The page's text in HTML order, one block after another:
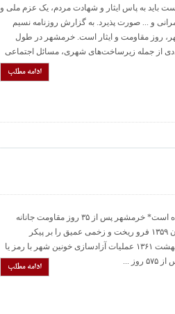
باید به پاس ایثار و شهادت مردم، یک عزم ملی و
و ... صورت پذیرد. به گزارش روزنامه نسیم
روز مقاومت و ایثار است. خرمشهر در طول
از جمله زیرساخت‌های شهری، مسائل اجتماعی
ادامه مطلب
به مناسبت سوم خرداد ؛ *خرمشهر هنوز آزاد نشده است* خرمشهر پس از ۳۵ روز مقاومت جانانه
مردم شریف و نجیب این شهر، نهایتا در چهارم آبان ۱۳۵۹ فرو ریخت و زخمی عمیق را بر پیکر
خوزستان و ایران اسلامی وارد کرد تا در دهم اردیبهشت ۱۳۶۱ عملیات آزادسازی خونین شهر با رمز یا
...
ادامه مطلب